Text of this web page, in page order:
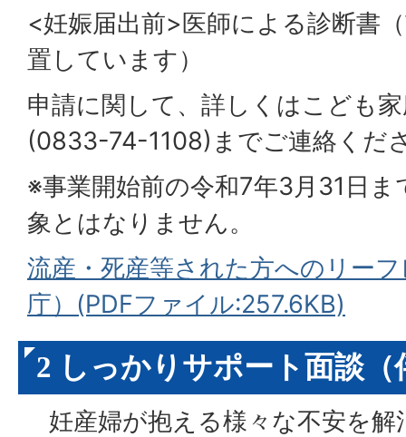
<妊娠届出前>医師による診断書
置しています）
申請に関して、詳しくはこども
(0833-74-1108)までご連絡くだ
※事業開始前の令和7年3月31日ま
象とはなりません。
流産・死産等された方へのリー
庁）(PDFファイル:257.6KB)
2 しっかりサポート面談（
妊産婦が抱える様々な不安を解